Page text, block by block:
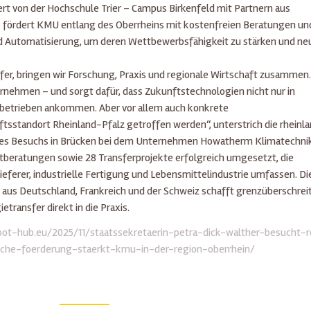
von der Hochschule Trier – Campus Birkenfeld mit Partnern aus
fördert KMU entlang des Oberrheins mit kostenfreien Beratungen
um deren Wettbewerbsfähigkeit zu stärken und
bringen wir Forschung, Praxis und regionale Wirtschaft
– und sorgt dafür, dass Zukunftstechnologien nicht nur in
ankommen. Aber vor allem auch konkrete
Rheinland-Pfalz getroffen werden“, unterstrich die
Besuchs in Brücken bei dem Unternehmen Howatherm
sowie 28 Transferprojekte erfolgreich umgesetzt, die
industrielle Fertigung und Lebensmittelindustrie umfassen.
Deutschland, Frankreich und der Schweiz schafft
direkt in die Praxis.
hub.eu/2025/11/staatssekretaerin-petra-dick-walther-besucht-
foerderung-staerkt-kmu-in-der-region-oberrhein/